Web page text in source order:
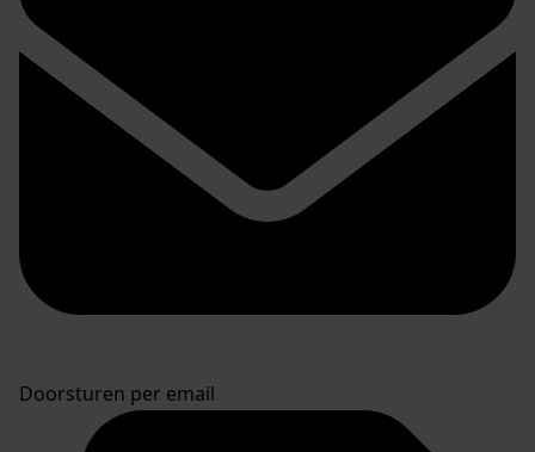
Doorsturen per email